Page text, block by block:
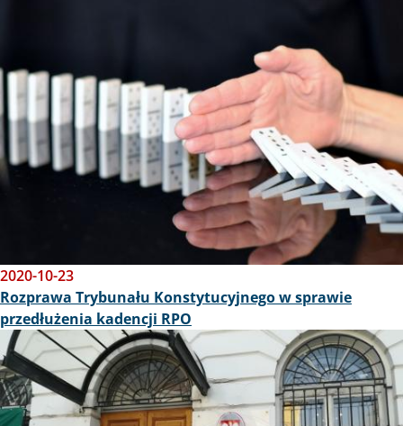
2020-10-23
Rozprawa Trybunału Konstytucyjnego w sprawie
przedłużenia kadencji RPO
Obraz